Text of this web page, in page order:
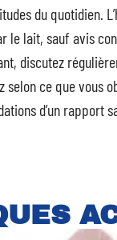
du quotidien.
le lait, sauf avis
discutez
ce que vous
d’un rapport